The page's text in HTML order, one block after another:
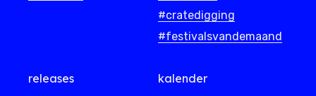
#cratedigging
#festivalsvandemaand
releases kalender